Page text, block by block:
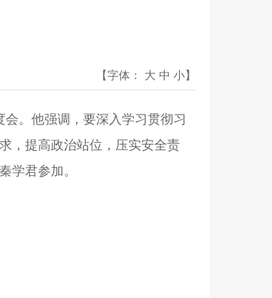
【字体： 大 中 小】
。他强调，要深入学习贯彻习
，提高政治站位，压实安全责
学君参加。